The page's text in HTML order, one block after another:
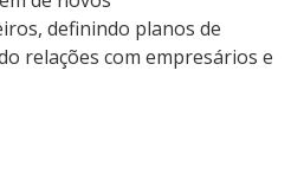
definindo planos de
relações com empresários e